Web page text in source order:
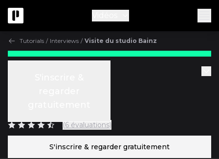
Tutorials / Interviews / Visite du studio Bainz
(6 évaluations)
S'inscrire & regarder gratuitement